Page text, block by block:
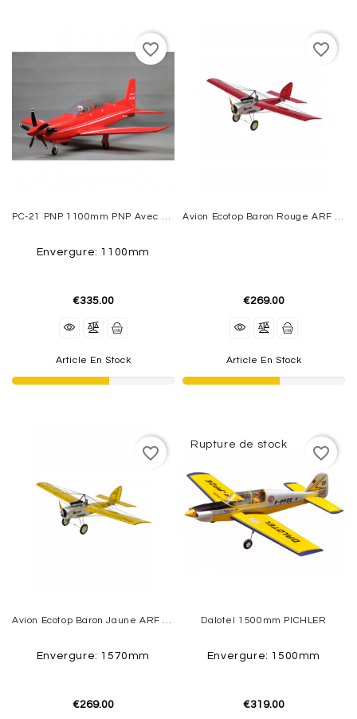
VIDEO
BON
CADEAU
PC-21 PNP 1100mm PNP Avec Reflex System FMS
Envergure: 1100mm
€335.00
Article En Stock
favorite_border
Avion Ecotop Baron Rouge ARF Env.1.57m
€269.00
Article En Stock
favorite_border
Avion Ecotop Baron Jaune ARF Env.1.57m
Envergure: 1570mm
€269.00
favorite_border Rupture de stock
Dalotel 1500mm PICHLER
Envergure: 1500mm
€319.00
favorite_border